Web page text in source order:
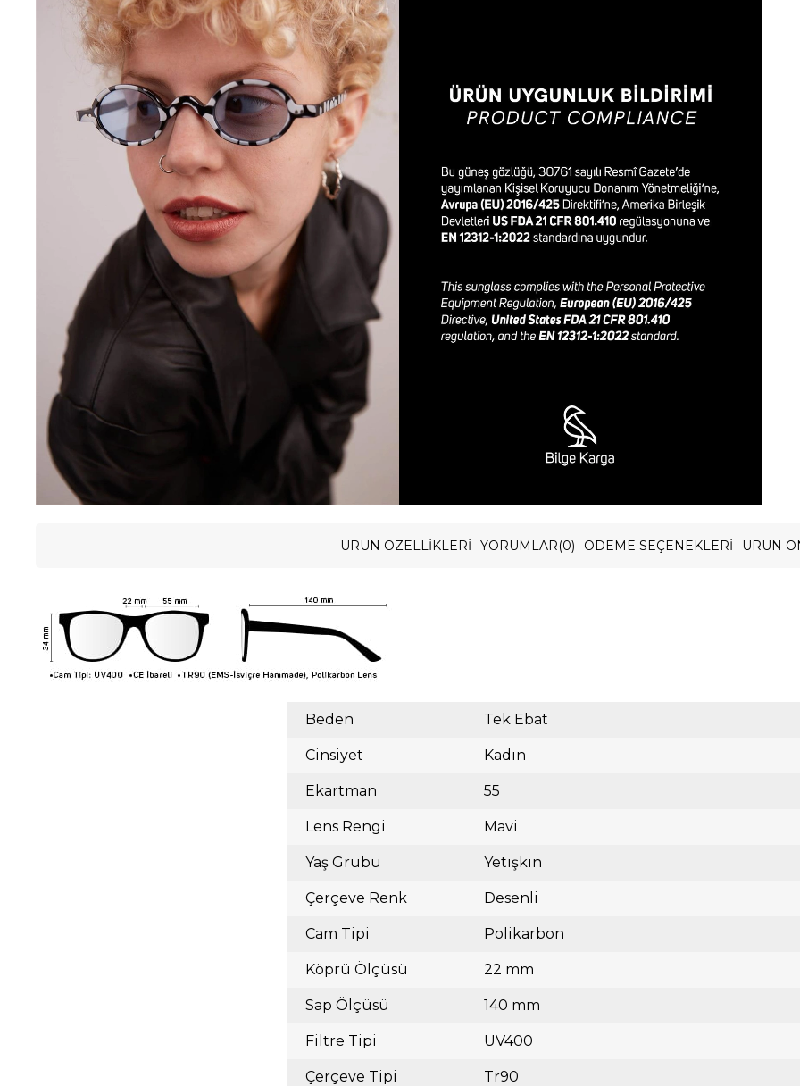
ÜRÜN ÖZELLIKLERI YORUMLAR(0) ÖDEME SEÇENEKLERI ÜRÜN
Beden Tek Ebat
Cinsiyet Kadın
Ekartman 55
Lens Rengi Mavi
Yaş Grubu Yetişkin
Çerçeve Renk Desenli
Cam Tipi Polikarbon
Köprü Ölçüsü 22 mm
Sap Ölçüsü 140 mm
Filtre Tipi UV400
Çerçeve Tipi Tr90